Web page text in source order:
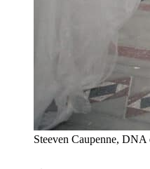
Steeven Caupenne,